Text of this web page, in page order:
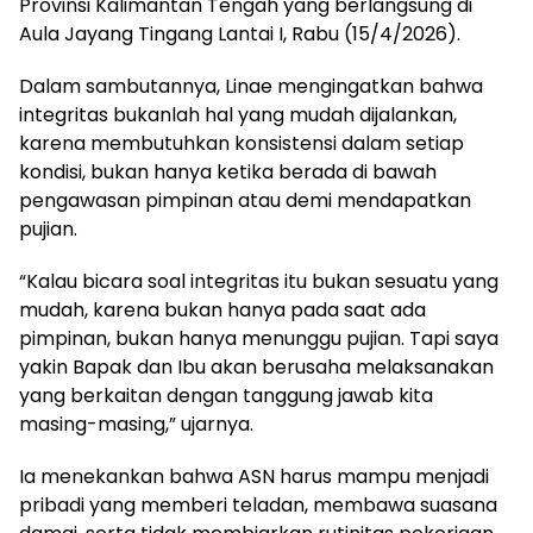
Provinsi Kalimantan Tengah yang berlangsung di
Aula Jayang Tingang Lantai I, Rabu (15/4/2026).
Dalam sambutannya, Linae mengingatkan bahwa
integritas bukanlah hal yang mudah dijalankan,
karena membutuhkan konsistensi dalam setiap
kondisi, bukan hanya ketika berada di bawah
pengawasan pimpinan atau demi mendapatkan
pujian.
“Kalau bicara soal integritas itu bukan sesuatu yang
mudah, karena bukan hanya pada saat ada
pimpinan, bukan hanya menunggu pujian. Tapi saya
yakin Bapak dan Ibu akan berusaha melaksanakan
yang berkaitan dengan tanggung jawab kita
masing-masing,” ujarnya.
Ia menekankan bahwa ASN harus mampu menjadi
pribadi yang memberi teladan, membawa suasana